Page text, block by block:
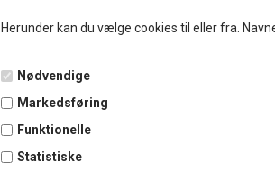
Herunder kan du vælge cookies til eller fra.
Nødvendige
Markedsføring
Funktionelle
Statistiske